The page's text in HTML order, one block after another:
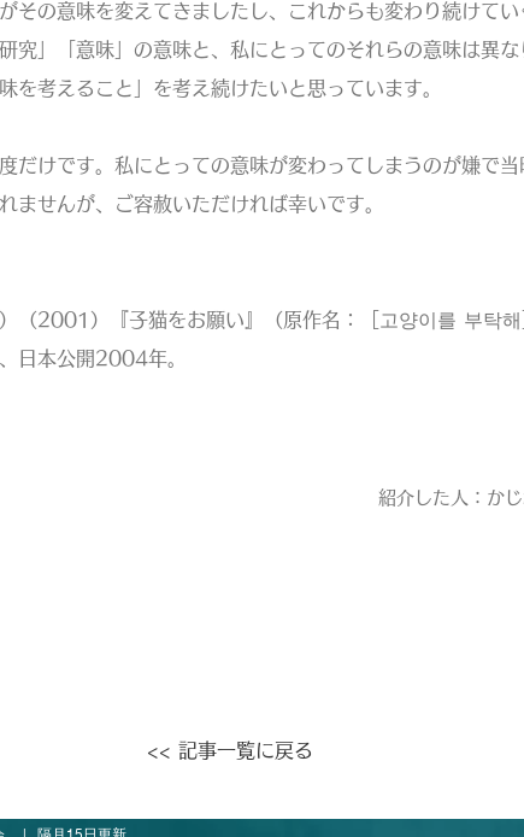
その意味を変えてきましたし、これからも変わり続けてい
究」「意味」の意味と、私にとってのそれらの意味は異
を考えること」を考え続けたいと思っています。
だけです。私にとっての意味が変わってしまうのが嫌で
ませんが、ご容赦いただければ幸いです。
（2001）『子猫をお願い』（原作名：［고양이를 부탁
日本公開2004年。
紹介した人：か
<< 記事一覧に戻る